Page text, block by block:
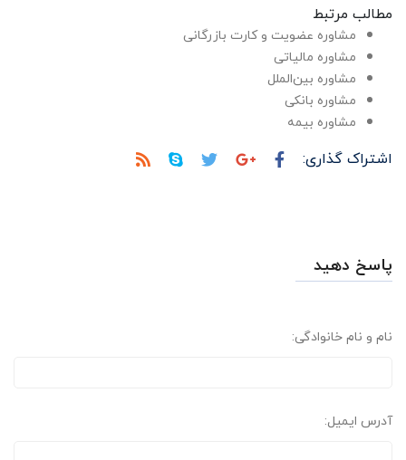
مطالب مرتبط
مشاوره عضویت و کارت بازرگانی
مشاوره مالیاتی
مشاوره بین‌الملل
مشاوره بانکی
مشاوره بیمه
اشتراک گذاری:
پاسخ دهید
نام و نام خانوادگی:
آدرس ایمیل: